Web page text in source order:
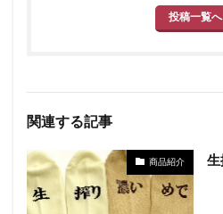
投稿一覧へ
関連する記事
商品紹介 生